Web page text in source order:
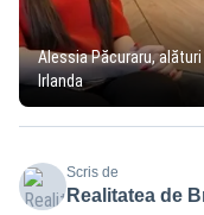
Alessia Păcuraru,
Irlanda
Scris de
Realitatea de